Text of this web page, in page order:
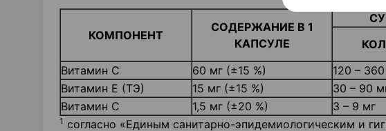
КОМПОНЕНТ
СОДЕРЖАНИЕ В 1
КАПСУЛЕ
Витамин С 60 мг (±15 %) 120 –
Витамин Е (ТЭ)
15 мг (±15 %) 30 – 90
Витамин С
1,5 мг (±20 %) 3 – 9 мг
1 согласно «Единым санитарно-эпидемиологическим и